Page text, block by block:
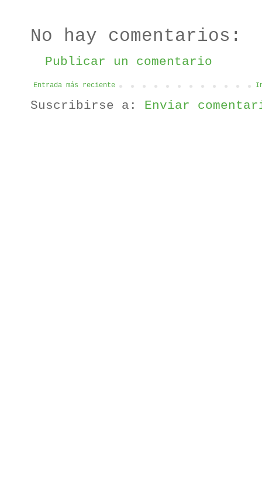
No hay comentarios:
Publicar un comentario
Entrada más reciente
Suscribirse a: Enviar